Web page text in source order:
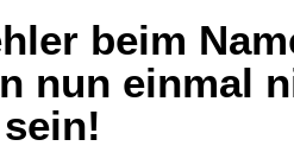
beim
nun einmal